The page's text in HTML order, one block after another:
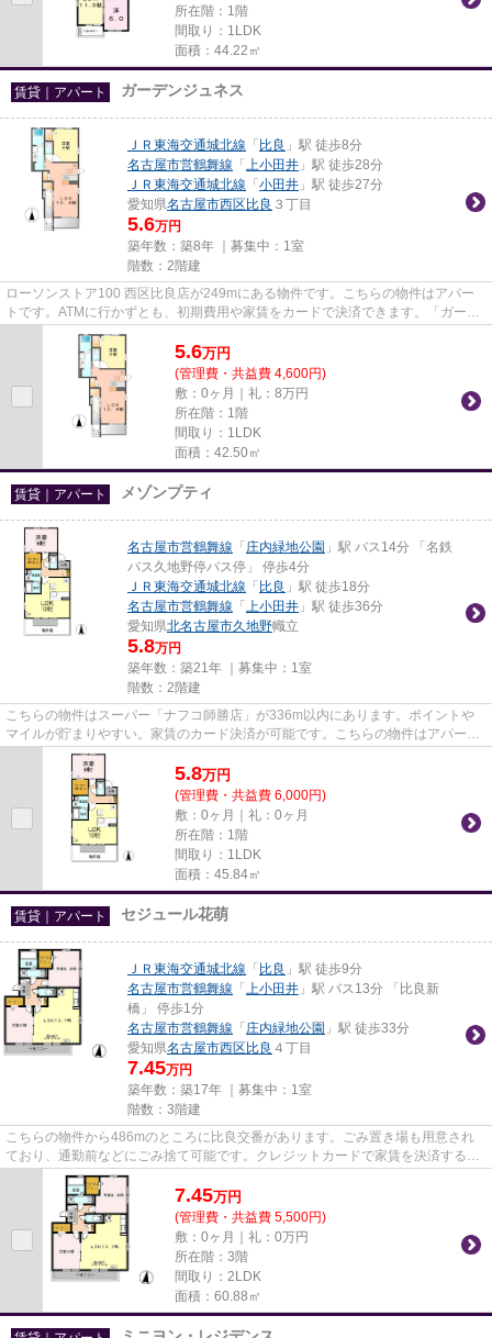
所在階：1階
間取り：1LDK
面積：44.22㎡
賃貸｜アパート ガーデンジュネス
ＪＲ東海交通城北線 「 比良 」駅 徒歩8分
名古屋市営鶴舞線 「 上小田井 」駅 徒歩28分
ＪＲ東海交通城北線 「 小田井 」駅 徒歩27分
愛知県名古屋市西区 比良 ３丁目
5.6万円
築年数：築8年 ｜募集中： 1室
階数：2階建
ローソンストア100 西区比良店が249mにある物件です。こちらの物件はアパー
トです。ATMに行かずとも、初期費用や家賃をカードで決済できます。「ガーデ
ンジュネス」のここがイチオシ。...
5.6万円
(管理費・共益費 4,600円)
敷：0ヶ月｜礼：8万円
所在階：1階
間取り：1LDK
面積：42.50㎡
賃貸｜アパート メゾンプティ
名古屋市営鶴舞線 「 庄内緑地公園 」駅 バス14分 「名鉄
バス久地野停バス停」 停歩4分
ＪＲ東海交通城北線 「 比良 」駅 徒歩18分
名古屋市営鶴舞線 「 上小田井 」駅 徒歩36分
愛知県北名古屋市久地野幟立
5.8万円
築年数：築21年 ｜募集中： 1室
階数：2階建
こちらの物件はスーパー「ナフコ師勝店」が336m以内にあります。ポイントや
マイルが貯まりやすい。家賃のカード決済が可能です。こちらの物件はアパート
です。「メゾンプティ」のここ...
5.8万円
(管理費・共益費 6,000円)
敷：0ヶ月｜礼：0ヶ月
所在階：1階
間取り：1LDK
面積：45.84㎡
賃貸｜アパート セジュール花萌
ＪＲ東海交通城北線 「 比良 」駅 徒歩9分
名古屋市営鶴舞線 「 上小田井 」駅 バス13分 「比良新
橋」 停歩1分
名古屋市営鶴舞線 「 庄内緑地公園 」駅 徒歩33分
愛知県名古屋市西区 比良 ４丁目
7.45万円
築年数：築17年 ｜募集中： 1室
階数：3階建
こちらの物件から486mのところに比良交番があります。ごみ置き場も用意され
ており、通勤前などにごみ捨て可能です。クレジットカードで家賃を決済する
と、ポイントがどんどん貯まりま...
7.45万円
(管理費・共益費 5,500円)
敷：0ヶ月｜礼：0万円
所在階：3階
間取り：2LDK
面積：60.88㎡